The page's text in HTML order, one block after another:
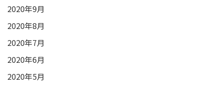
2020年9月
2020年8月
2020年7月
2020年6月
2020年5月